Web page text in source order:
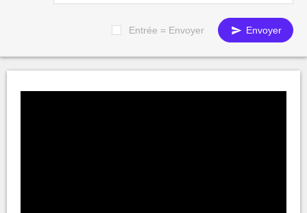
Entrée = Envoyer Envoyer